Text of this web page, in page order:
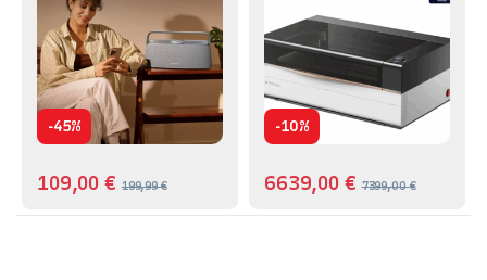
-45%
109,00€ 199,99€
-10%
6639,00 € 7399,00€